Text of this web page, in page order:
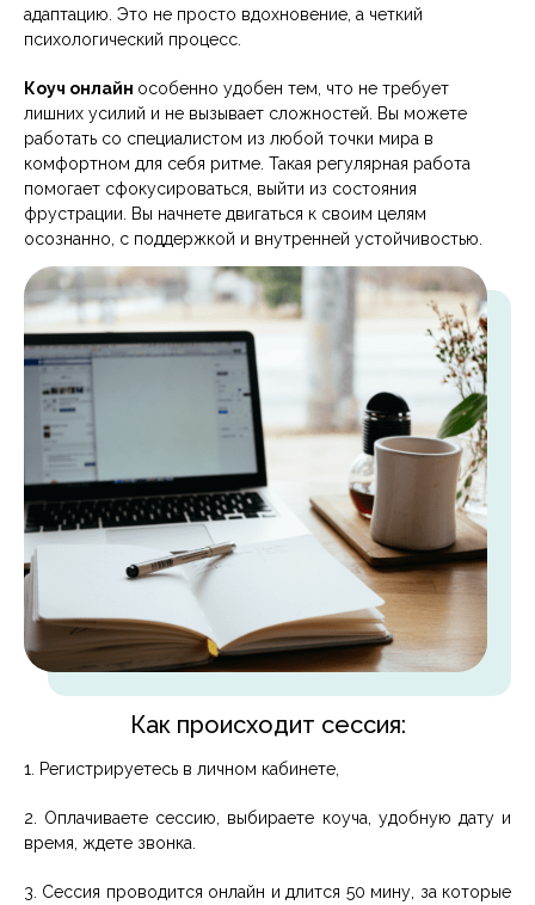
адаптацию. Это не просто вдохновение, а четкий
психологический процесс.
Коуч онлайн особенно удобен тем, что не требует
лишних усилий и не вызывает сложностей. Вы можете
работать со специалистом из любой точки мира в
комфортном для себя ритме. Такая регулярная работа
помогает сфокусироваться, выйти из состояния
фрустрации. Вы начнете двигаться к своим целям
осознанно, с поддержкой и внутренней устойчивостью.
Как происходит сессия:
1. Регистрируетесь в личном кабинете,
2. Оплачиваете сессию, выбираете коуча, удобную дату и
время, ждете звонка.
3. Сессия проводится онлайн и длится 50 мину, за которые